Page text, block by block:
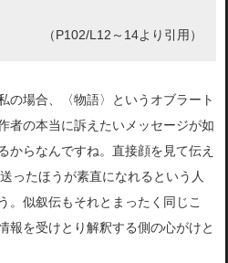
（P102/L12～14より引用）
の場合、〈物語〉というオブラート
者の本当に訴えたいメッセージが如
からなんですね。直接顔を見て伝え
ったほうが素直になれるという人
。似叙伝もそれとまったく同じこ
報を受けとり解釈する側の心がけと